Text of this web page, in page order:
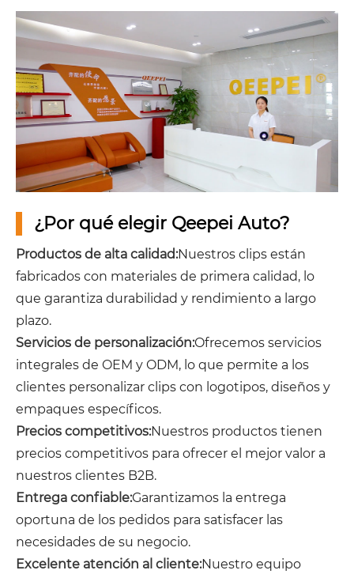
¿Por qué elegir Qeepei Auto?
Productos de alta calidad:Nuestros clips están
fabricados con materiales de primera calidad, lo
que garantiza durabilidad y rendimiento a largo
plazo.
Servicios de personalización:Ofrecemos servicios
integrales de OEM y ODM, lo que permite a los
clientes personalizar clips con logotipos, diseños y
empaques específicos.
Precios competitivos:Nuestros productos tienen
precios competitivos para ofrecer el mejor valor a
nuestros clientes B2B.
Entrega confiable:Garantizamos la entrega
oportuna de los pedidos para satisfacer las
necesidades de su negocio.
Excelente atención al cliente:Nuestro equipo